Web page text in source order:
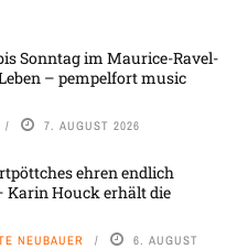
Sonntag im Maurice-Ravel-
– pempelfort music
7. AUGUST 2026
ehren endlich
Karin Houck erhält die
NEUBAUER 6. AUGUST